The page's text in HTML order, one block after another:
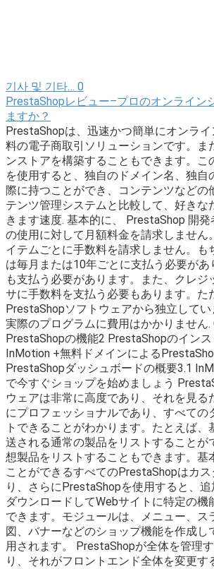
기사 및 기타… 0
PrestaShopレビュー–プロのオンライン
ますか？
PrestaShopは、迅速かつ簡単にオンラ
料の電子商取引ソリューションです。ま
ンストアを構築することもできます。こ
を使用すると、独自のドメイン名、独自
際に持つことができ、コンテンツなどの
テンツ管理システムと比較して、好きな
きます速度. 基本的に、 PrestaShop 開
の使用に対して月額料金を請求しません
イテムごとに手数料を請求しません。も
は毎月または10年ごとに支払う必要があ
も支払う必要があります。また、クレジ
サに手数料を支払う必要もあります。た
PrestaShopソフトウェアから独立して
実際のプログラムに費用はかかりません.
PrestaShopの機能2 PrestaShopのインス
InMotion +無料ドメインによる
PrestaShopダッシュボードの概要3.1
で今すぐショップを始めましょう
ウェアは非常に高度であり、それを見る
にプロフェッショナルであり、すべての
トできることがわかります。たとえば、
送される通常の製品をリストすることが
想製品をリストすることもできます。基
ことができるすべてのPrestaShopはカ
り、さらにPrestaShopを使用すると、
ダウンロードしてWebサイトに特定の機
できます。モジュールは、メニュー、ス
図、バナーなどのショップ機能を作成し
用されます。 PrestaShopが全体を管理
り、それがフロントエンド全体を変更す